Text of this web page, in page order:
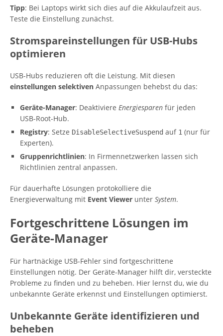
Tipp: Bei Laptops wirkt sich dies auf die Akkulaufzeit aus.
Teste die Einstellung zunächst.
Stromspareinstellungen für USB-Hubs
optimieren
USB-Hubs reduzieren oft die Leistung. Mit diesen
einstellungen selektiven Anpassungen behebst du das:
Geräte-Manager: Deaktiviere Energiesparen für jeden
USB-Root-Hub.
Registry: Setze DisableSelectiveSuspend auf 1 (nur für
Experten).
Gruppenrichtlinien: In Firmennetzwerken lassen sich
Richtlinien zentral anpassen.
Für dauerhafte Lösungen protokolliere die
Energieverwaltung mit Event Viewer unter System.
Fortgeschrittene Lösungen im
Geräte-Manager
Für hartnäckige USB-Fehler sind fortgeschrittene
Einstellungen nötig. Der Geräte-Manager hilft dir, versteckte
Probleme zu finden und zu beheben. Hier lernst du, wie du
unbekannte Geräte erkennst und Einstellungen optimierst.
Unbekannte Geräte identifizieren und
beheben